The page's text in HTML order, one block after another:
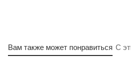
Вам также может понравиться С